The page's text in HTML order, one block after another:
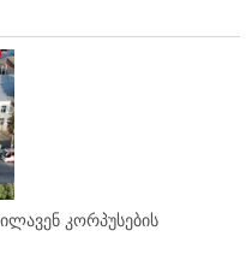
კორპუსების